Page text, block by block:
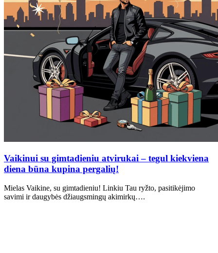
Vaikinui su gimtadieniu atvirukai – tegul kiekviena
diena būna kupina pergalių!
Mielas Vaikine, su gimtadieniu! Linkiu Tau ryžto, pasitikėjimo
savimi ir daugybės džiaugsmingų akimirkų….